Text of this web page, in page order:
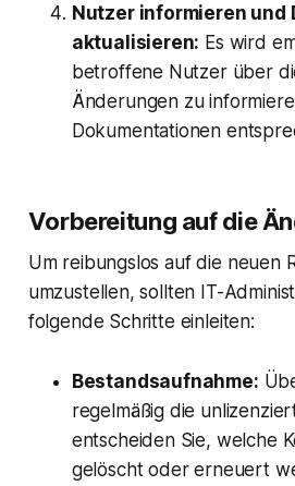
Nutzer informieren und
aktualisieren: Es wird
betroffene Nutzer über
Änderungen zu
Dokumentationen
Vorbereitung auf die
Um reibungslos auf die neuen
umzustellen, sollten IT-
folgende Schritte einleiten:
Bestandsaufnahme:
regelmäßig die
entscheiden Sie, welche
gelöscht oder erneuert